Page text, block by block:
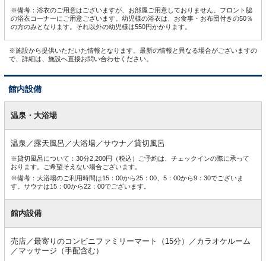
※備考：浴衣のご用意はございますが、お部屋ご用意しておりません。フロント脇
の浴衣コーナーにご用意ございます。幼児様の浴衣は、お食事・お布団付きの50％
の方のみとなります。それ以外の幼児様は550円かかります。
※施設から提供いただいた情報となります。最新の情報と異なる場合がございますの
で、詳細は、施設へ直接お問い合わせください。
館内設備
内温泉・大浴場
温泉／露天風呂／大浴場／サウナ／貸切風呂
※貸切風呂について：30分2,200円（税込）ご予約は、チェックインの際に承って
おります。ご希望そえない場合ございます。
※備考：大浴場のご利用時間は15：00から25：00、5：00から9：30でございま
す。サウナは15：00から22：00でございます。
館内設備
売店／最寄りのコンビニファミリーマート（15分）／カラオケルーム
／マッサージ（手配含む）